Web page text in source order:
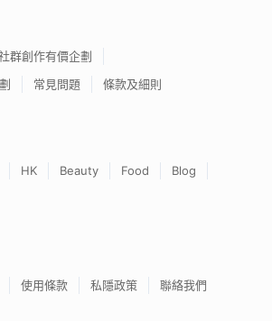
群創作有價企劃
常見問題 條款及細則
HK Beauty Food
Blog
使用條款 私隱政策 聯絡我們